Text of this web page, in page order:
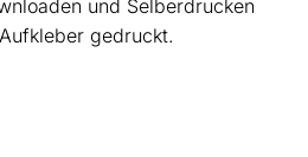
und Selberdrucken
gedruckt.